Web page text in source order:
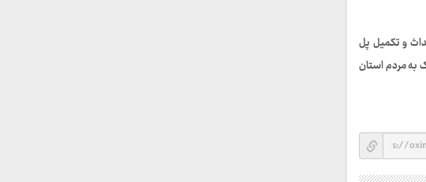
و تکمیل پل
به مردم استان